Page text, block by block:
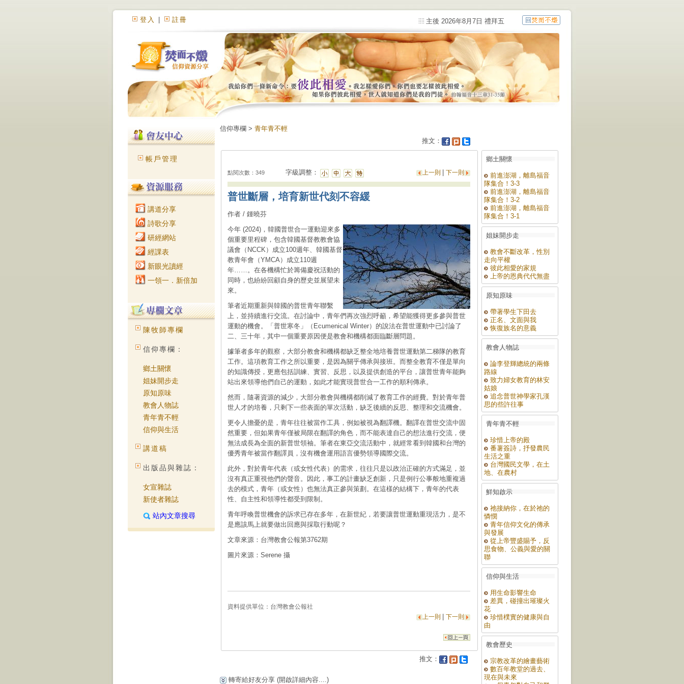
登入 註冊 主後 2026年8月7日 禮拜五
帳戶管理
講道分享
詩歌分享
研經網站
經課表
新眼光讀經
一領一．新倍加
陳牧師專欄
信仰專欄：
鄉土關懷
姐妹開步走
原知原味
教會人物誌
青年青不輕
信仰與生活
講道稿
出版品與雜誌：
女宣雜誌
新使者雜誌
站內文章搜尋
信仰專欄 > 青年青不輕
推文：
點閱次數：349 字級調整： 上一則 下一則
普世斷層，培育新世代刻不容緩
作者 / 鍾曉芬
今年 (2024)，韓國普世合一運動迎來多
個重要里程碑，包含韓國基督教教會協
議會（NCCK）成立100週年、韓國基督
教青年會（YMCA）成立110週
年……。在各機構忙於籌備慶祝活動的
同時，也紛紛回顧自身的歷史並展望未
來。
筆者近期重新與韓國的普世青年聯繫
上，並持續進行交流。在討論中，青年們再次強烈呼籲，希望能獲得更多參與普世
運動的機會。「普世寒冬」（Ecumenical Winter）的說法在普世運動中已討論了
二、三十年，其中一個重要原因便是教會和機構都面臨斷層問題。
據筆者多年的觀察，大部分教會和機構都缺乏整全地培養普世運動第二梯隊的教育
工作。這項教育工作之所以重要，是因為關乎傳承與接班。而整全教育不僅是單向
的知識傳授，更應包括訓練、實習、反思，以及提供創造的平台，讓普世青年能夠
站出來領導他們自己的運動，如此才能實現普世合一工作的順利傳承。
然而，隨著資源的減少，大部分教會與機構都削減了教育工作的經費。對於青年普
世人才的培養，只剩下一些表面的單次活動，缺乏後續的反思、整理和交流機會。
更令人擔憂的是，青年往往被當作工具，例如被視為翻譯機。翻譯在普世交流中固
然重要，但如果青年僅被局限在翻譯的角色，而不能表達自己的想法進行交流，便
無法成長為全面的新普世領袖。筆者在東亞交流活動中，就經常看到韓國和台灣的
優秀青年被當作翻譯員，沒有機會運用語言優勢領導國際交流。
此外，對於青年代表（或女性代表）的需求，往往只是以政治正確的方式滿足，並
沒有真正重視他們的聲音。因此，事工的計畫缺乏創新，只是例行公事般地重複過
去的模式，青年（或女性）也無法真正參與策劃。在這樣的結構下，青年的代表
性、自主性和領導性都受到限制。
青年呼喚普世機會的訴求已存在多年，在新世紀，若要讓普世運動重現活力，是不
是應該馬上就要做出回應與採取行動呢？
文章來源：台灣教會公報第3762期
圖片來源：Serene 攝
資料提供單位： 台灣教會公報社
上一則
下一則
推文：
轉寄給好友分享 (開啟詳細內容....)
鄉土關懷
前進澎湖，離島福音
隊集合！3-3
前進澎湖，離島福音
隊集合！3-2
前進澎湖，離島福音
隊集合！3-1
姐妹開步走
教會不斷改革，性別
走向平權
彼此相愛的家規
上帝的恩典代代無盡
原知原味
帶著學生下田去
正名、文面與我
恢復族名的意義
教會人物誌
論李登輝總統的兩條
路線
致力婦女教育的林安
姑娘
追念普世神學家孔漢
思的些許往事
青年青不輕
珍惜上帝的殿
番薯簽詩，抒發農民
生活之重
台灣國民文學，在土
地、在農村
鮮知啟示
祂接納你，在於祂的
憐憫
青年信仰文化的傳承
與發展
從上帝豐盛賜予，反
思食物、公義與愛的關
聯
信仰與生活
用生命影響生命
差異，碰撞出璀璨火
花
珍惜樸實的健康與自
由
教會歷史
宗教改革的繪畫藝術
數百年教堂的過去、
現在與未來